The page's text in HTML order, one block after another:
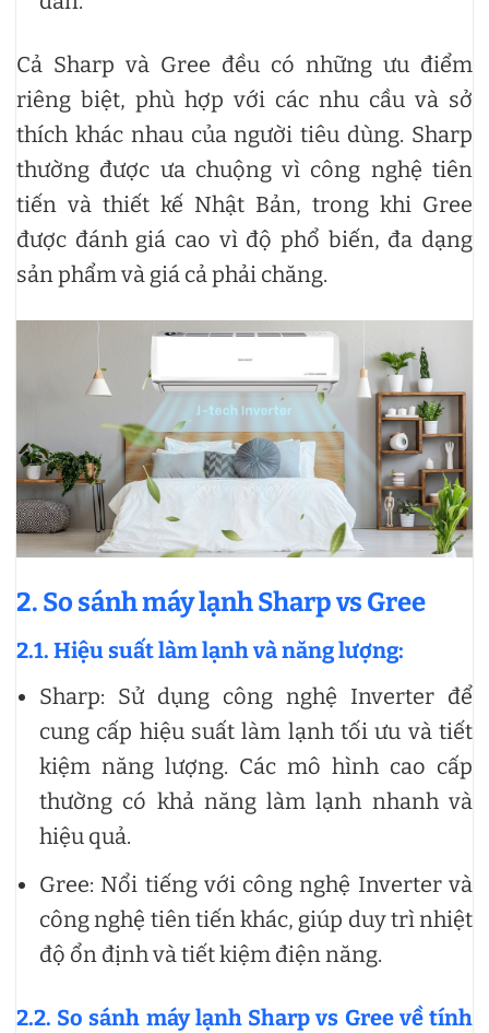
Cả Sharp và Gree đều có những ưu điểm
riêng biệt, phù hợp với các nhu cầu và sở
thích khác nhau của người tiêu dùng. Sharp
thường được ưa chuộng vì công nghệ tiên
tiến và thiết kế Nhật Bản, trong khi Gree
được đánh giá cao vì độ phổ biến, đa dạng
sản phẩm và giá cả phải chăng.
2. So sánh máy lạnh Sharp vs Gree
2.1. Hiệu suất làm lạnh và năng lượng:
Sharp: Sử dụng công nghệ Inverter để
cung cấp hiệu suất làm lạnh tối ưu và tiết
kiệm năng lượng. Các mô hình cao cấp
thường có khả năng làm lạnh nhanh và
hiệu quả.
Gree: Nổi tiếng với công nghệ Inverter và
công nghệ tiên tiến khác, giúp duy trì nhiệt
độ ổn định và tiết kiệm điện năng.
2.2. So sánh máy lạnh Sharp vs Gree về tính